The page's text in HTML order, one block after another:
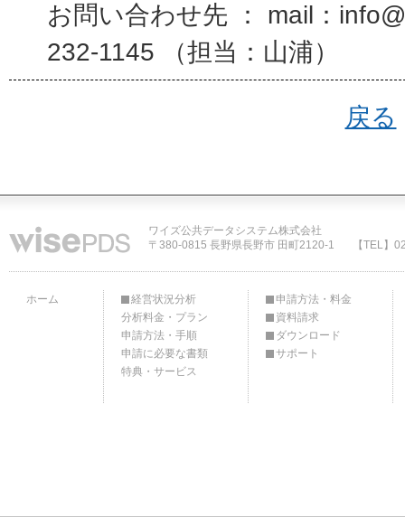
お問い合わせ先 ： mail：
232-1145 （担当：山浦）
戻る
ワイズ公共データシステム株式会社
〒380-0815 長野県長野市 田町2120-1
【TEL】
ホーム
経営状況分析
分析料金・プラン
申請方法・手順
申請に必要な書類
特典・サービス
申請方法・料金
資料請求
ダウンロード
サポート